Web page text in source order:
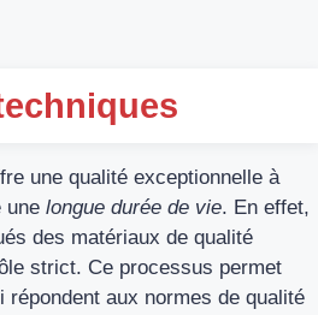
une qualité exceptionnelle à
une longue durée de vie. En effet,
des matériaux de qualité
strict. Ce processus permet
répondent aux normes de qualité